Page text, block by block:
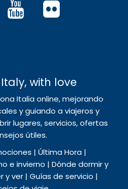
with love
Italia online, mejorando
y guiando a viajeros y
lugares, servicios, ofertas
útiles.
| Última Hora |
e invierno | Dónde dormir y
y ver | Guías de servicio |